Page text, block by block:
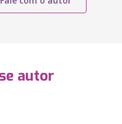
autor